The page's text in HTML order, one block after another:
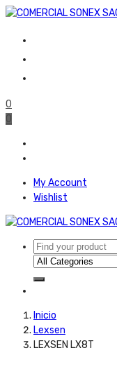
0
0
My Account
Wishlist
Inicio
Lexsen
LEXSEN LX8T